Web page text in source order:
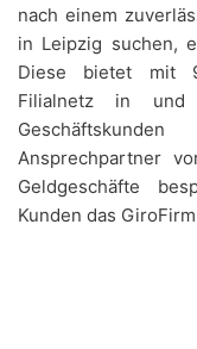
nach einem
in Leipzig suchen,
Diese bietet mit
Filialnetz in
Ansprechpartner
Geldgeschäfte
Kunden das